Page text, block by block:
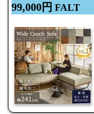
99,000円 FALT